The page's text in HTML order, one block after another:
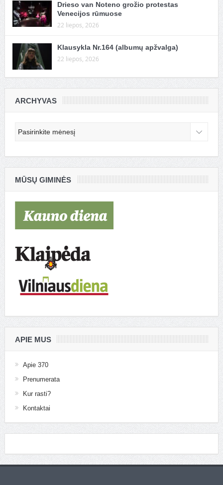
Drieso van Noteno grožio protestas
Venecijos rūmuose
22 liepos, 2026
Klausykla Nr.164 (albumų apžvalga)
22 liepos, 2026
ARCHYVAS
MŪSŲ GIMINĖS
APIE MUS
Apie 370
Prenumerata
Kur rasti?
Kontaktai